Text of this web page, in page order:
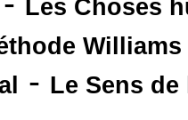
Les Choses
Williams
- Le Sens